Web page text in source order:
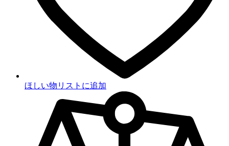
ほしい物リストに追加